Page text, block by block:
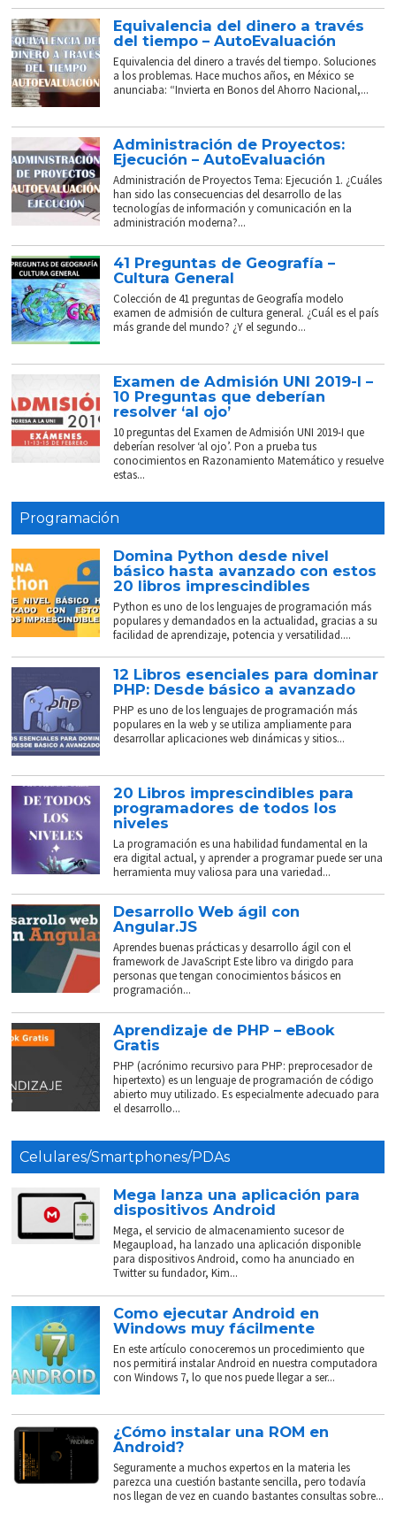
Equivalencia del dinero a través
del tiempo – AutoEvaluación
Equivalencia del dinero a través del tiempo. Soluciones
a los problemas. Hace muchos años, en México se
anunciaba: “Invierta en Bonos del Ahorro Nacional,...
Administración de Proyectos:
Ejecución – AutoEvaluación
Administración de Proyectos Tema: Ejecución 1. ¿Cuáles
han sido las consecuencias del desarrollo de las
tecnologías de información y comunicación en la
administración moderna?...
41 Preguntas de Geografía –
Cultura General
Colección de 41 preguntas de Geografía modelo
examen de admisión de cultura general. ¿Cuál es el país
más grande del mundo? ¿Y el segundo...
Examen de Admisión UNI 2019-I –
10 Preguntas que deberían
resolver ‘al ojo’
10 preguntas del Examen de Admisión UNI 2019-I que
deberían resolver ‘al ojo’. Pon a prueba tus
conocimientos en Razonamiento Matemático y resuelve
estas...
Programación
Domina Python desde nivel
básico hasta avanzado con estos
20 libros imprescindibles
Python es uno de los lenguajes de programación más
populares y demandados en la actualidad, gracias a su
facilidad de aprendizaje, potencia y versatilidad....
12 Libros esenciales para dominar
PHP: Desde básico a avanzado
PHP es uno de los lenguajes de programación más
populares en la web y se utiliza ampliamente para
desarrollar aplicaciones web dinámicas y sitios...
20 Libros imprescindibles para
programadores de todos los
niveles
La programación es una habilidad fundamental en la
era digital actual, y aprender a programar puede ser una
herramienta muy valiosa para una variedad...
Desarrollo Web ágil con
Angular.JS
Aprendes buenas prácticas y desarrollo ágil con el
framework de JavaScript Este libro va dirigdo para
personas que tengan conocimientos básicos en
programación...
Aprendizaje de PHP – eBook
Gratis
PHP (acrónimo recursivo para PHP: preprocesador de
hipertexto) es un lenguaje de programación de código
abierto muy utilizado. Es especialmente adecuado para
el desarrollo...
Celulares/Smartphones/PDAs
Mega lanza una aplicación para
dispositivos Android
Mega, el servicio de almacenamiento sucesor de
Megaupload, ha lanzado una aplicación disponible
para dispositivos Android, como ha anunciado en
Twitter su fundador, Kim...
Como ejecutar Android en
Windows muy fácilmente
En este artículo conoceremos un procedimiento que
nos permitirá instalar Android en nuestra computadora
con Windows 7, lo que nos puede llegar a ser...
¿Cómo instalar una ROM en
Android?
Seguramente a muchos expertos en la materia les
parezca una cuestión bastante sencilla, pero todavía
nos llegan de vez en cuando bastantes consultas sobre...